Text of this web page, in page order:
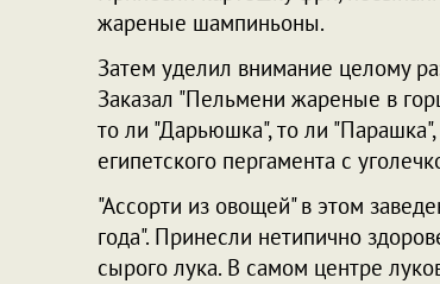
жареные шампиньоны.
Затем уделил внимание целому
Заказал "Пельмени жареные в
то ли "Дарьюшка", то ли
египетского пергамента с
"Ассорти из овощей" в этом
года". Принесли нетипично
сырого лука. В самом центре